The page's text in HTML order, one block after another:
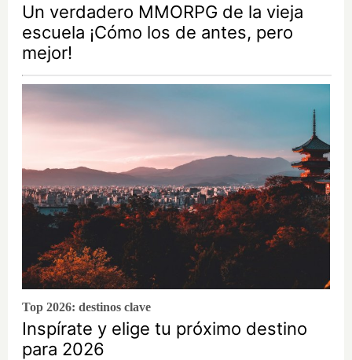
Un verdadero MMORPG de la vieja
escuela ¡Cómo los de antes, pero
mejor!
Top 2026: destinos clave
Inspírate y elige tu próximo destino
para 2026